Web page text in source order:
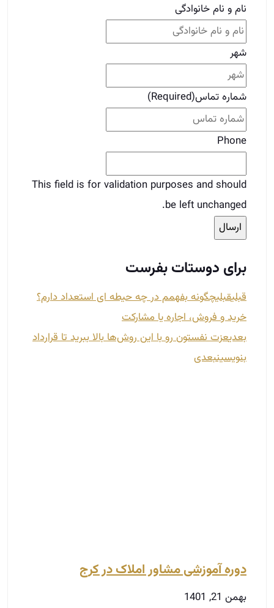
نام و نام خانوادگی
شهر
شماره تماس(Required)
Phone
This field is for validation purposes and should
be left unchanged.
برای دوستات بفرست
قبلیقبلیچگونه بفهمم در چه حیطه ای استعداد دارم؟
خرید و فروش، اجاره یا مشارکت
بعدیعزت نفستون رو با این روش‌ها بالا ببرید تا قرارداد
بنویسینبعدی
دوره آموزشی مشاور املاک در کرج
بهمن 21, 1401